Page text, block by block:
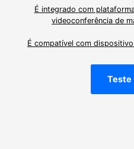
É integrado com
videoconferência de
É compatível com
Teste